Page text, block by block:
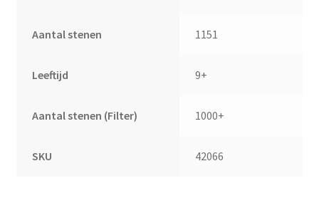
Aantal stenen 1151
Leeftijd 9+
Aantal stenen (Filter) 1000+
SKU 42066